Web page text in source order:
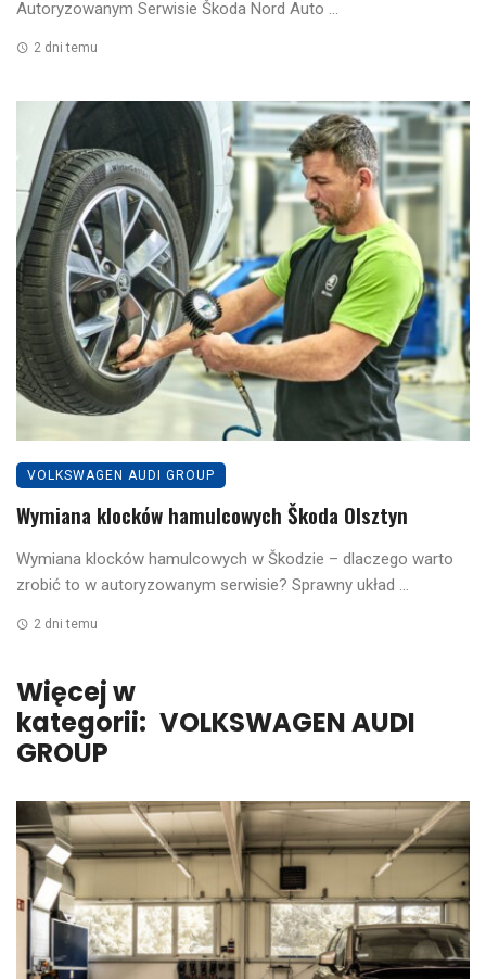
Autoryzowanym Serwisie Škoda Nord Auto ...
2 dni temu
VOLKSWAGEN AUDI GROUP
Wymiana klocków hamulcowych Škoda Olsztyn
Wymiana klocków hamulcowych w Škodzie – dlaczego warto
zrobić to w autoryzowanym serwisie? Sprawny układ ...
2 dni temu
Więcej w
kategorii: VOLKSWAGEN AUDI
GROUP